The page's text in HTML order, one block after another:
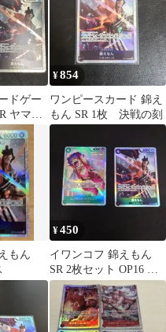
ドゲー
ヤマト
¥854
ワンピースカード 錦え
もん SR 1枚 決戦の刻
もん
¥450
イワンコフ 錦えもん
SR 2枚セット OP16 決
戦の刻 ワンピースカー